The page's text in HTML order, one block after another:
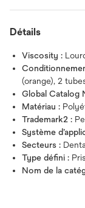
Détails
Viscosity :
(orange), 2
Global Catalog
Matériau :
Trademark2 :
Système
Secteurs :
Type défini :
Nom de la